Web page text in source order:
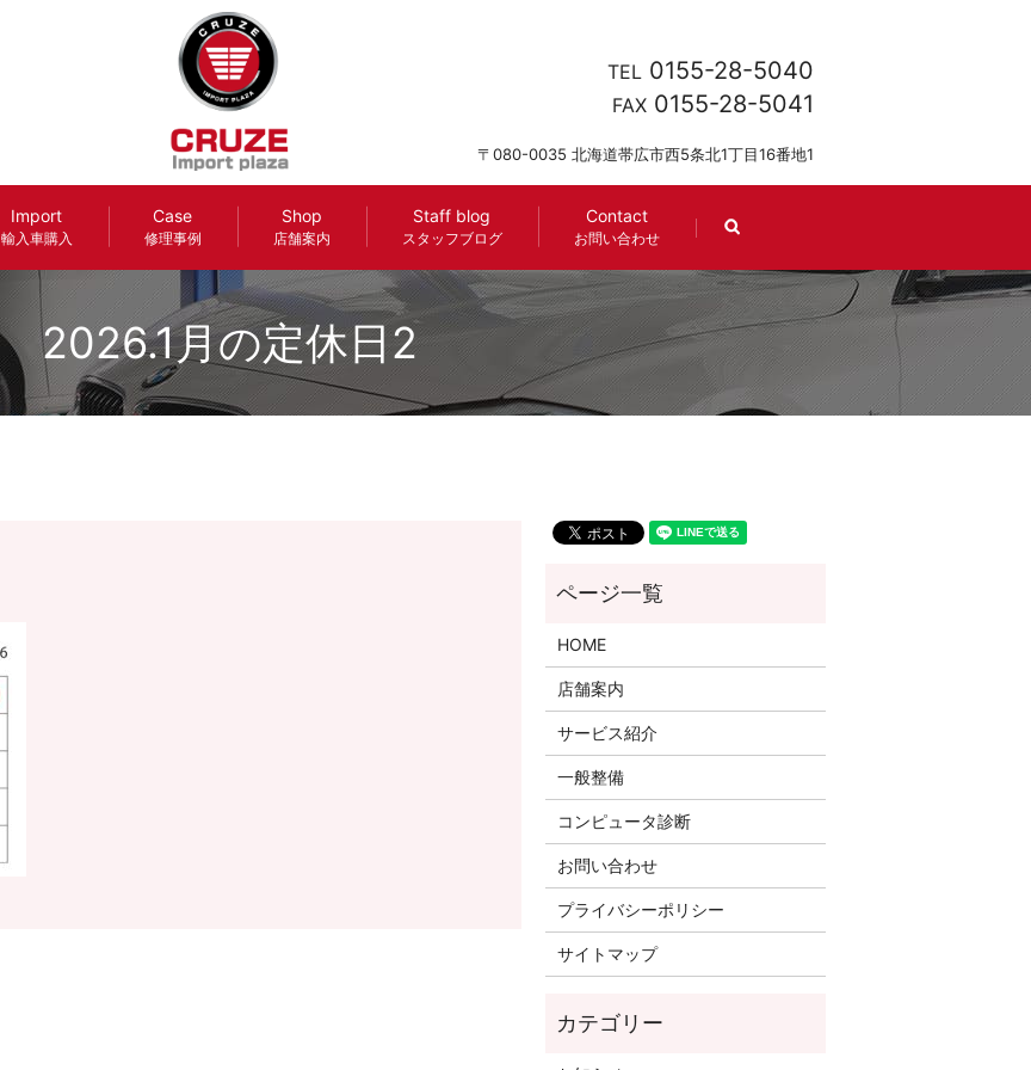
Import
輸入車購入
Case
修理事例
Shop
店舗案内
Staff blog
スタッフブログ
Contact
お問い合わせ search
TEL 0155-28-5040
FAX 0155-28-5041
〒080-0035 北海道帯広市西5条北1丁目16番地1
2026.1月の定休日2
HOME
店舗案内
サービス紹介
一般整備
コンピュータ診断
お問い合わせ
プライバシーポリシー
サイトマップ